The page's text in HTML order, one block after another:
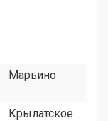
Марьино
Крылатское